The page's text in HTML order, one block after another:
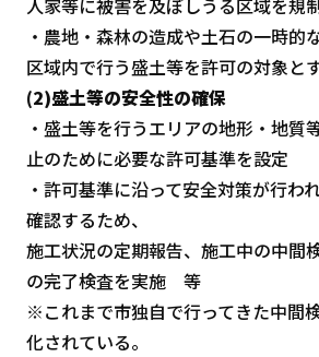
人家等に被害を及ぼしうる区域を規
・農地・森林の造成や土石の一時的
区域内で行う盛土等を許可の対象
(2)盛土等の安全性の確保
・盛土等を行うエリアの地形・地質
止のために必要な許可基準を設定
・許可基準に沿って安全対策が行わ
確認するため、
施工状況の定期報告、施工中の中間
の完了検査を実施 等
※これまで市独自で行ってきた中間
化されている。